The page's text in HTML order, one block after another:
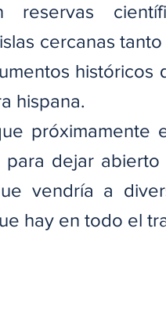
reservas
cercanas
hispana.
próximamente
para dejar
vendría a
hay en todo el